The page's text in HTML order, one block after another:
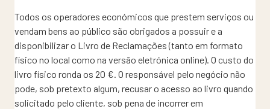
Todos os operadores económicos que prestem serviços ou
vendam bens ao público são obrigados a possuir e a
disponibilizar o Livro de Reclamações (tanto em formato
físico no local como na versão eletrónica online). O custo do
livro físico ronda os 20 €. O responsável pelo negócio não
pode, sob pretexto algum, recusar o acesso ao livro quando
solicitado pelo cliente, sob pena de incorrer em